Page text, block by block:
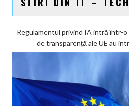
Regulamentul privind IA intră într-
de transparență ale UE au